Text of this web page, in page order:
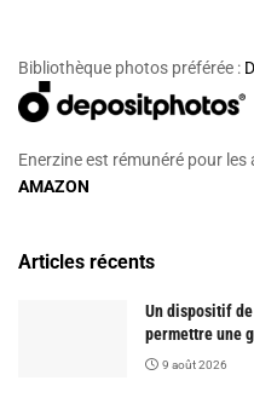
Bibliothèque photos préférée :
Enerzine est rémunéré pour
AMAZON
Articles récents
Un dispositif
permettre une
9 août 2026